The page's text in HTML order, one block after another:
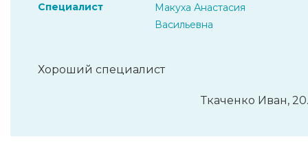
Специалист
Макуха Анастасия
Васильевна
Хороший специалист
Ткаченко Иван,